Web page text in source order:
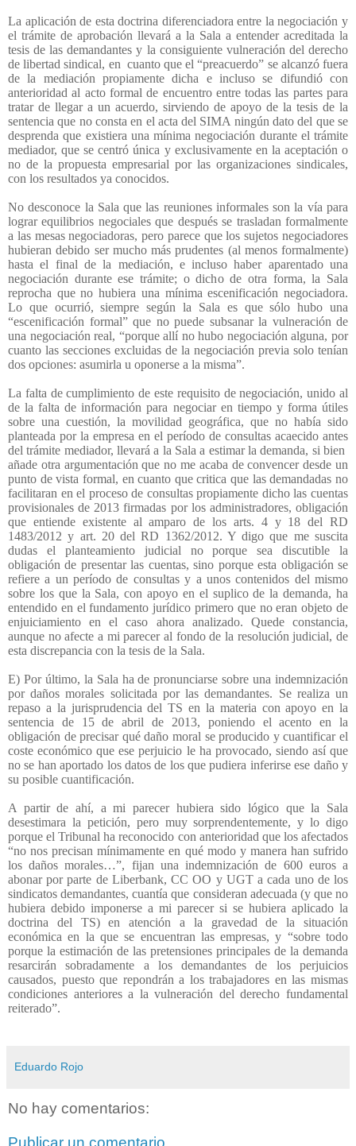
La aplicación de esta doctrina diferenciadora entre la negociación y
el trámite de aprobación llevará a la Sala a entender acreditada la
tesis de las demandantes y la consiguiente vulneración del derecho
de libertad sindical, en cuanto que el “preacuerdo” se alcanzó fuera
de la mediación propiamente dicha e incluso se difundió con
anterioridad al acto formal de encuentro entre todas las partes para
tratar de llegar a un acuerdo, sirviendo de apoyo de la tesis de la
sentencia que no consta en el acta del SIMA ningún dato del que se
desprenda que existiera una mínima negociación durante el trámite
mediador, que se centró única y exclusivamente en la aceptación o
no de la propuesta empresarial por las organizaciones sindicales,
con los resultados ya conocidos.
No desconoce la Sala que las reuniones informales son la vía para
lograr equilibrios negociales que después se trasladan formalmente
a las mesas negociadoras, pero parece que los sujetos negociadores
hubieran debido ser mucho más prudentes (al menos formalmente)
hasta el final de la mediación, e incluso haber aparentado una
negociación durante ese trámite; o dicho de otra forma, la Sala
reprocha que no hubiera una mínima escenificación negociadora.
Lo que ocurrió, siempre según la Sala es que sólo hubo una
“escenificación formal” que no puede subsanar la vulneración de
una negociación real, “porque allí no hubo negociación alguna, por
cuanto las secciones excluidas de la negociación previa solo tenían
dos opciones: asumirla u oponerse a la misma”.
La falta de cumplimiento de este requisito de negociación, unido al
de la falta de información para negociar en tiempo y forma útiles
sobre una cuestión, la movilidad geográfica, que no había sido
planteada por la empresa en el período de consultas acaecido antes
del trámite mediador, llevará a la Sala a estimar la demanda, si bien
añade otra argumentación que no me acaba de convencer desde un
punto de vista formal, en cuanto que critica que las demandadas no
facilitaran en el proceso de consultas propiamente dicho las cuentas
provisionales de 2013 firmadas por los administradores, obligación
que entiende existente al amparo de los arts. 4 y 18 del RD
1483/2012 y art. 20 del RD 1362/2012. Y digo que me suscita
dudas el planteamiento judicial no porque sea discutible la
obligación de presentar las cuentas, sino porque esta obligación se
refiere a un período de consultas y a unos contenidos del mismo
sobre los que la Sala, con apoyo en el suplico de la demanda, ha
entendido en el fundamento jurídico primero que no eran objeto de
enjuiciamiento en el caso ahora analizado. Quede constancia,
aunque no afecte a mi parecer al fondo de la resolución judicial, de
esta discrepancia con la tesis de la Sala.
E) Por último, la Sala ha de pronunciarse sobre una indemnización
por daños morales solicitada por las demandantes. Se realiza un
repaso a la jurisprudencia del TS en la materia con apoyo en la
sentencia de 15 de abril de 2013, poniendo el acento en la
obligación de precisar qué daño moral se producido y cuantificar el
coste económico que ese perjuicio le ha provocado, siendo así que
no se han aportado los datos de los que pudiera inferirse ese daño y
su posible cuantificación.
A partir de ahí, a mi parecer hubiera sido lógico que la Sala
desestimara la petición, pero muy sorprendentemente, y lo digo
porque el Tribunal ha reconocido con anterioridad que los afectados
“no nos precisan mínimamente en qué modo y manera han sufrido
los daños morales…”, fijan una indemnización de 600 euros a
abonar por parte de Liberbank, CC OO y UGT a cada uno de los
sindicatos demandantes, cuantía que consideran adecuada (y que no
hubiera debido imponerse a mi parecer si se hubiera aplicado la
doctrina del TS) en atención a la gravedad de la situación
económica en la que se encuentran las empresas, y “sobre todo
porque la estimación de las pretensiones principales de la demanda
resarcirán sobradamente a los demandantes de los perjuicios
causados, puesto que repondrán a los trabajadores en las mismas
condiciones anteriores a la vulneración del derecho fundamental
reiterado”.
Eduardo Rojo
No hay comentarios: